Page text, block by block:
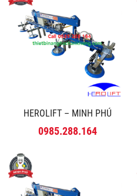
HEROLIFT – MINH PHÚ
0985.288.164